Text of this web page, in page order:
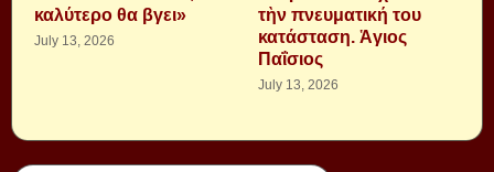
καλύτερο θα βγει»
July 13, 2026
τὴν πνευματική του
κατάσταση. Ἁγιος
Παΐσιος
July 13, 2026